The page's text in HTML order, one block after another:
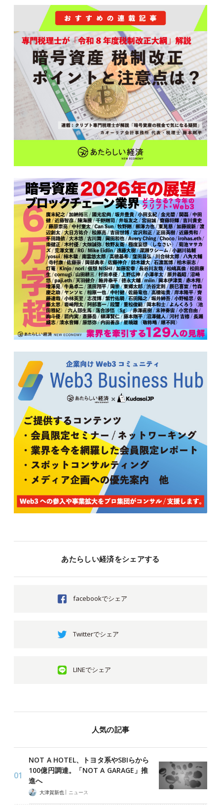
あたらしい経済をシェアする
facebookでシェア
Twitterでシェア
LINEでシェア
人気の記事
NOT A HOTEL、トヨタ系やSBIらから
100億円調達。「NOT A GARAGE」推
進へ
大津賀新也 | ニュース